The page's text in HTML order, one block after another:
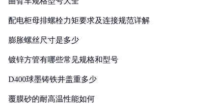
配电柜母排螺栓力矩要求及连接规范详解
膨胀螺丝尺寸是多少
镀锌方管有哪些常见规格和型号
D400球墨铸铁井盖重多少
覆膜砂的耐高温性能如何